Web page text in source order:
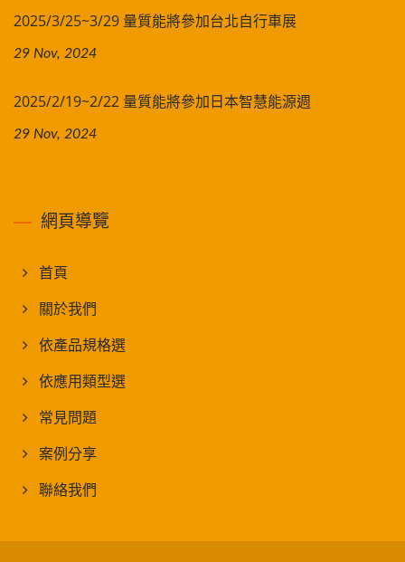
2025/3/25~3/29 量質能將參加台北自行車展
29 Nov, 2024
2025/2/19~2/22 量質能將參加日本智慧能源週
29 Nov, 2024
網頁導覽
首頁
關於我們
依產品規格選
依應用類型選
常見問題
案例分享
聯絡我們